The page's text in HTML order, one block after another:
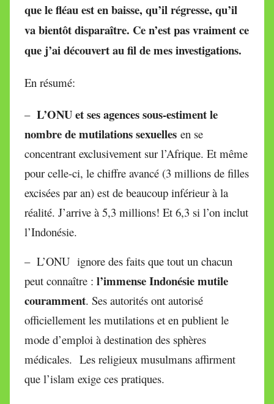
e
i
l
a
l
e
t
t
e
que le fléau est en baisse, qu’il régresse, qu’il
va bientôt disparaître. Ce n’est pas vraiment ce
que j’ai découvert au fil de mes investigations.
En résumé:
– L’ONU et ses agences sous-estiment le
nombre de mutilations sexuelles en se
concentrant exclusivement sur l’Afrique. Et même
pour celle-ci, le chiffre avancé (3 millions de filles
excisées par an) est de beaucoup inférieur à la
réalité. J’arrive à 5,3 millions! Et 6,3 si l’on inclut
l’Indonésie.
– L’ONU ignore des faits que tout un chacun
peut connaître : l’immense Indonésie mutile
couramment. Ses autorités ont autorisé
officiellement les mutilations et en publient le
mode d’emploi à destination des sphères
médicales. Les religieux musulmans affirment
que l’islam exige ces pratiques.